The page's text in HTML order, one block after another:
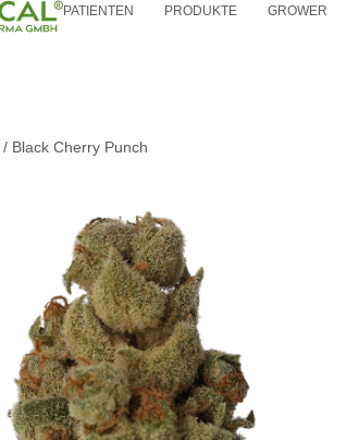
PATIENTEN PRODUKTE GROWER
/ Black Cherry Punch